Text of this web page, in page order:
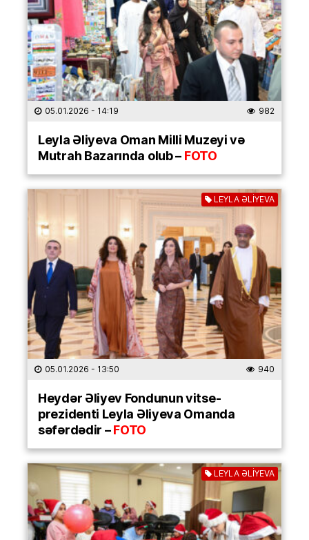
05.01.2026 - 14:19 982
Leyla Əliyeva Oman Milli Muzeyi və
Mutrah Bazarında olub –FOTO
LEYLA ƏLİYEVA
05.01.2026 - 13:50 940
Heydər Əliyev Fondunun vitse-
prezidenti Leyla Əliyeva Omanda
səfərdədir –FOTO
LEYLA ƏLİYEVA